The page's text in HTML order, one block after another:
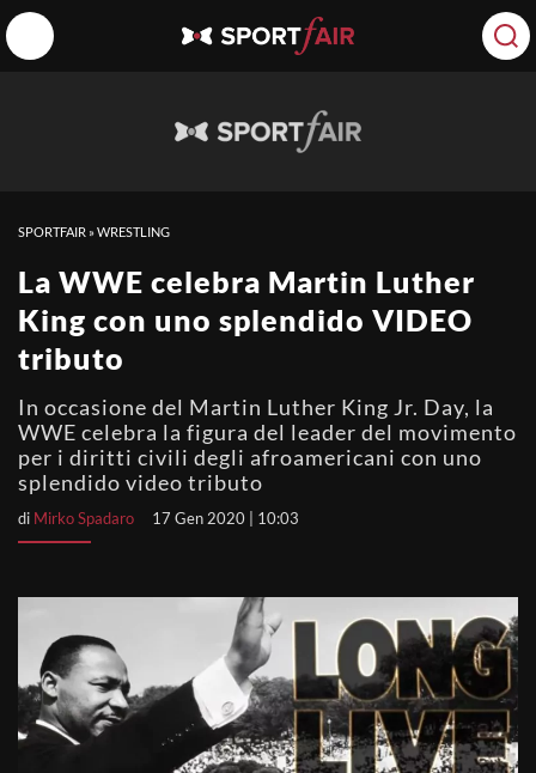
SPORTFAIR »WRESTLING
La WWE celebra Martin Luther
King con uno splendido VIDEO
tributo
In occasione del Martin Luther King Jr. Day, la
WWE celebra la figura del leader del movimento
per i diritti civili degli afroamericani con uno
splendido video tributo
di Mirko Spadaro 17 Gen 2020 | 10:03